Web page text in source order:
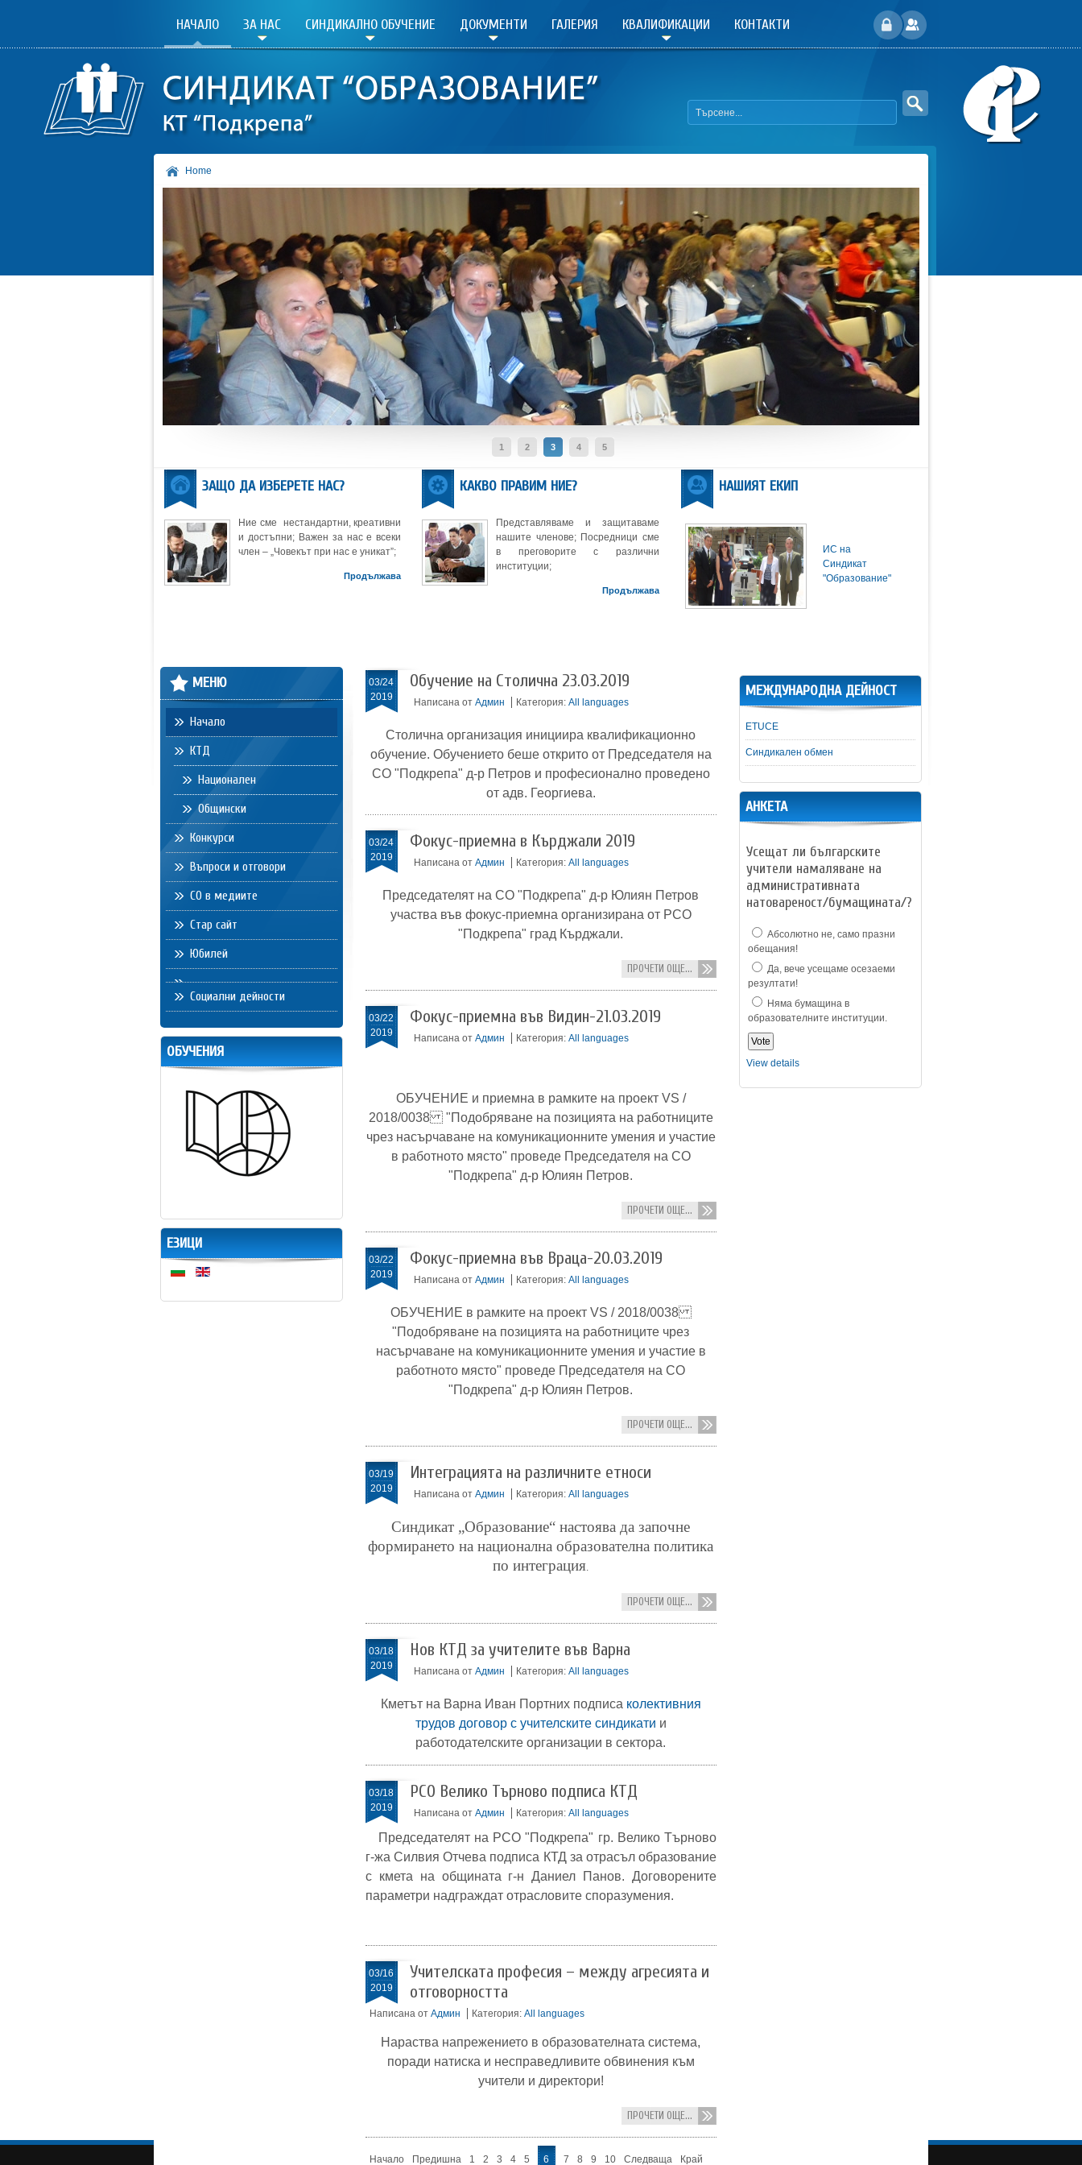
НАЧАЛО ЗА НАС СИНДИКАЛНО ОБУЧЕНИЕ ДОКУМЕНТИ ГАЛЕРИЯ КВАЛИФИКАЦИИ КОНТАКТИ
Home
1 2 3 4 5
ЗАЩО ДА ИЗБЕРЕТЕ НАС?
Ние сме нестандартни, креативни
и достъпни; Важен за нас е всеки
член – „Човекът при нас е уникат”;
Продължава
КАКВО ПРАВИМ НИЕ?
Представляваме и защитаваме
нашите членове; Посредници сме
в преговорите с различни
институции;
Продължава
НАШИЯТ ЕКИП
ИС на
Синдикат
"Образование"
03/24
2019
Обучение на Столична 23.03.2019
Написана от Админ Категория: All languages
Столична организация инициира квалификационно
обучение. Обучението беше открито от Председателя на
СО "Подкрепа" д-р Петров и професионално проведено
от адв. Георгиева.
03/24
2019
Фокус-приемна в Кърджали 2019
Написана от Админ Категория: All languages
Председателят на СО "Подкрепа" д-р Юлиян Петров
участва във фокус-приемна организирана от РСО
"Подкрепа" град Кърджали.
ПРОЧЕТИ ОЩЕ...
03/22
2019
Фокус-приемна във Видин-21.03.2019
Написана от Админ Категория: All languages
ОБУЧЕНИЕ и приемна в рамките на проект VS /
2018/0038 "Подобряване на позицията на работниците
чрез насърчаване на комуникационните умения и участие
в работното място" проведе Председателя на СО
"Подкрепа" д-р Юлиян Петров.
ПРОЧЕТИ ОЩЕ...
03/22
2019
Фокус-приемна във Враца-20.03.2019
Написана от Админ Категория: All languages
ОБУЧЕНИЕ в рамките на проект VS / 2018/0038
"Подобряване на позицията на работниците чрез
насърчаване на комуникационните умения и участие в
работното място" проведе Председателя на СО
"Подкрепа" д-р Юлиян Петров.
ПРОЧЕТИ ОЩЕ...
03/19
2019
Интеграцията на различните етноси
Написана от Админ Категория: All languages
Синдикат „Образование“ настоява да започне
формирането на национална образователна политика
по интеграция.
ПРОЧЕТИ ОЩЕ...
03/18
2019
Нов КТД за учителите във Варна
Написана от Админ Категория: All languages
Кметът на Варна Иван Портних подписа колективния
трудов договор с учителските синдикати и
работодателските организации в сектора.
03/18
2019
РСО Велико Търново подписа КТД
Написана от Админ Категория: All languages
Председателят на РСО "Подкрепа" гр. Велико Търново
г-жа Силвия Отчева подписа КТД за отрасъл образование
с кмета на общината г-н Даниел Панов. Договорените
параметри надграждат отрасловите споразумения.
03/16
2019
Учителската професия – между агресията и
отговорността
Написана от Админ Категория: All languages
Нараства напрежението в образователната система,
поради натиска и несправедливите обвинения към
учители и директори!
ПРОЧЕТИ ОЩЕ...
Начало Предишна 1 2 3 4 5 6 7 8 9 10 Следваща Край
МЕЖДУНАРОДНА ДЕЙНОСТ
ETUCE
Синдикален обмен
АНКЕТА
Усещат ли българските
учители намаляване на
административната
натовареност/бумащината/?
Абсолютно не, само празни
обещания!
Да, вече усещаме осезаеми
резултати!
Няма бумащина в
образователните институции.
View details
МЕНЮ
Начало
КТД
Национален
Общински
Конкурси
Въпроси и отговори
СО в медиите
Стар сайт
Юбилей
Социални дейности
ОБУЧЕНИЯ
ЕЗИЦИ